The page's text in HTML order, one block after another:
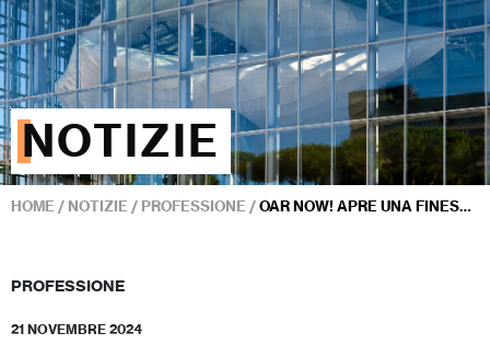
NOTIZIE
HOME / NOTIZIE / PROFESSIONE /OAR NOW! APRE UNA FINESTRA SUL MONDO: I GIOVANI ARCHITETTI ALL’ESTERO – WEBINAR IL 14 DICEMBRE
PROFESSIONE
21 NOVEMBRE 2024